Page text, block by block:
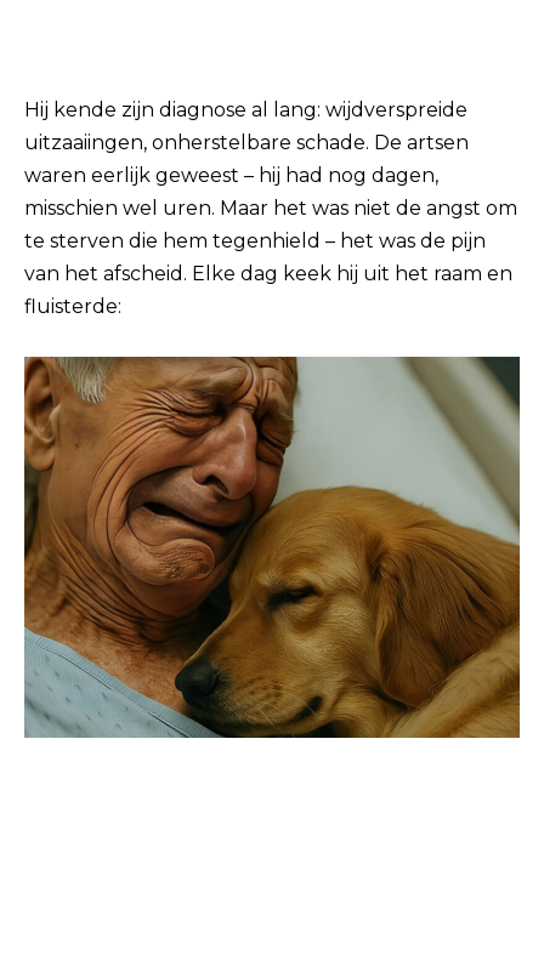
Hij kende zijn diagnose al lang: wijdverspreide
uitzaaiingen, onherstelbare schade. De artsen
waren eerlijk geweest – hij had nog dagen,
misschien wel uren. Maar het was niet de angst om
te sterven die hem tegenhield – het was de pijn
van het afscheid. Elke dag keek hij uit het raam en
fluisterde: